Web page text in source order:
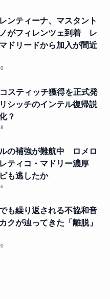
ンティーナ、マスタント
がフィレンツェ到着 レ
ドリードから加入が間近
スティッチ獲得を正式発
シッチのインテル復帰説
？
の補強が難航中 ロメロ
ティコ・マドリー濃厚
も逃したか
も繰り返される不協和音
が辿ってきた「離脱」